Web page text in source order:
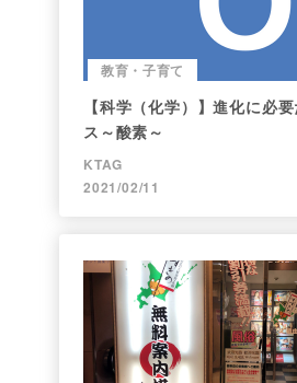
教育・子育て
【科学（化学）】進化に必
ス～酸素～
KTAG
2021/02/11